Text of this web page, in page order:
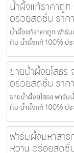
น้ำผึ้งแท้ราคาถู
อร่อยสดชื่น ราค
น้ำผึ้งแท้ราคาถูก ฟาร์
กับ น้ำผึ้งแท้ 100% ปร
ขายน้ำผึ้งยโสธ
อร่อยสดชื่น ราค
ขายน้ำผึ้งยโสธร ฟาร์
กับ น้ำผึ้งแท้ 100% ปร
ฟาร์มผึ้งมหาสา
หวาน อร่อยสดชื่